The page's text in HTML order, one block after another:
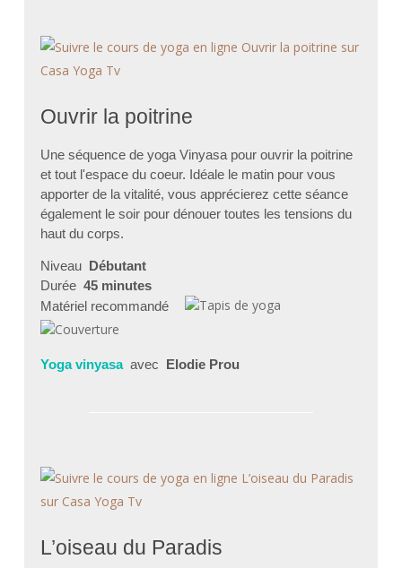
Ouvrir la poitrine
Une séquence de yoga Vinyasa pour ouvrir la poitrine
et tout l'espace du coeur. Idéale le matin pour vous
apporter de la vitalité, vous apprécierez cette séance
également le soir pour dénouer toutes les tensions du
haut du corps.
Niveau Débutant
Durée 45 minutes
Matériel recommandé
Yoga vinyasa avec Elodie Prou
L’oiseau du Paradis